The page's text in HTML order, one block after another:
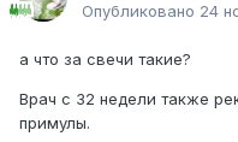
Опубликовано 24
а что за свечи такие?
Врач с 32 недели также
примулы.